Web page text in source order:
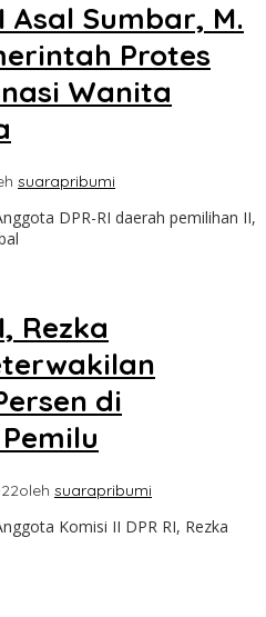
Asal Sumbar, M.
Protes
Wanita
suarapribumi
DPR-RI daerah pemilihan II,
Rezka
di
oleh suarapribumi
Komisi II DPR RI, Rezka